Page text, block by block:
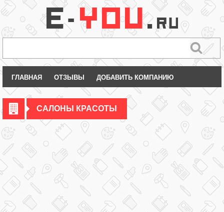
ГЛАВНАЯ ОТЗЫВЫ ДОБАВИТЬ КОМПАНИЮ
САЛОНЫ КРАСОТЫ